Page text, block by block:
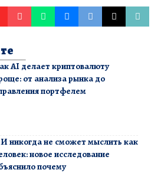
AI делает криптовалюту
от анализа рынка до
портфелем
никогда не сможет мыслить как
новое исследование
почему